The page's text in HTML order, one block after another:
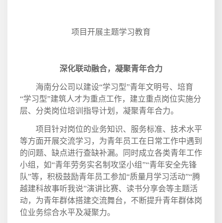
项目开展主题学习教育
深化联动融合，凝聚青年合力
海南分公司以建设“学习型”青年文明号、培育
“学习型”建筑人才为重点工作，建立重点岗位实施分
层、分类岗位培训指导计划，凝聚青年合力。
项目针对岗位的业务知识、服务标准、技术水平
等方面开展交流学习，为青年员工在日常工作中遇到
的问题、缺点进行查缺补漏。同时成立各类青年工作
小组，如“青年劳务实名制攻坚小组”“青年安全先锋
队”等，积极鼓励青年员工参加“质量月学习活动”“腾
越建科故事听我说”演讲比赛、读书分享会等主题活
动，为青年群体搭建交流舞台，不断提升青年群体岗
位业务综合水平及凝聚力。